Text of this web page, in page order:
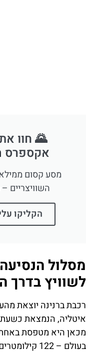
🌄 חוו
אקספרס
מסע קסום
השוויצריים
הקליקו
מסלול
לשוויץ בדרך
איטליה, הנמצאת
מכאן היא מטפסת
בעולם –